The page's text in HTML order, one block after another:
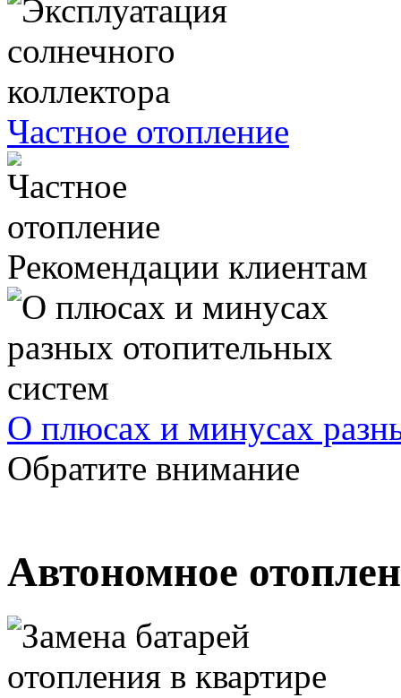
Частное отопление
Рекомендации клиентам
О плюсах и минусах
Обратите внимание
Автономное